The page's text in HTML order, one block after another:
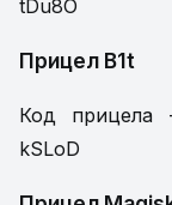
tDu8O
Прицел B1t
Код прицела -
kSLoD